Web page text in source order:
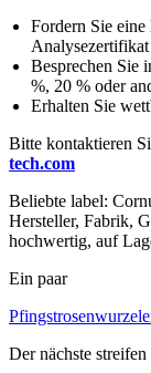
Fordern Sie
Besprechen Sie
%, 20 % oder
Erhalten Sie
Bitte kontaktieren
tech.com
Beliebte label:
Hersteller, Fabrik,
hochwertig, auf
Ein paar
Der nächste streifen